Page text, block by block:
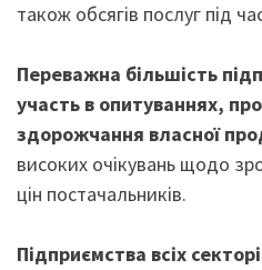
також обсягів послуг під
Переважна більшість
участь в опитуваннях,
здорожчання власної
високих очікувань щодо
цін постачальників.
Підприємства всіх